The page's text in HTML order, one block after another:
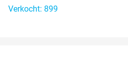
Verkocht: 899